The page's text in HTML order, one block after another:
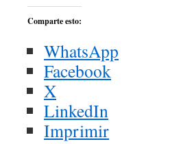
Comparte esto:
WhatsApp
Facebook
X
LinkedIn
Imprimir